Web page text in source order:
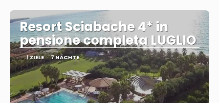
Resort Sciabache 4* in
pensione completa LUGLIO
1 ZIELE 7 NÄCHTE